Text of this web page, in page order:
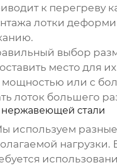
к перегреву
лотки
выбор
место для
или с
лоток большего
нержавеющей стали
используем